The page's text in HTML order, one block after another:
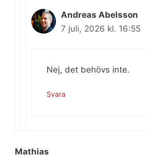
Andreas Abelsson
7 juli, 2026 kl. 16:55
Nej, det behövs inte.
Svara
Mathias